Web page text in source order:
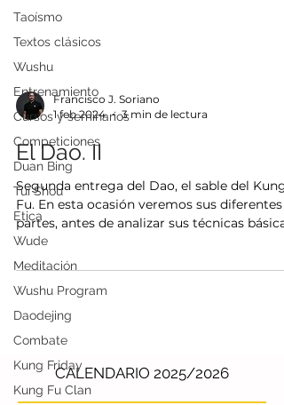
Taoísmo
Textos clásicos
Wushu
Entrenamiento
Cursos y seminarios
Competiciones
Duan Bing
Tui Shou
Ética
Wude
Meditación
Wushu Program
Daodejing
Combate
Kung Friday
Kung Fu Clan
Francisco J. Soriano
1 feb 2024
El Dao. II
Segunda entrega del Dao, el sable del Kung
Fu. En esta ocasión veremos sus diferentes
CALENDARIO 2025/2026